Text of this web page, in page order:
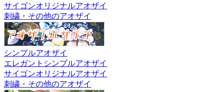
サイゴンオリジナルアオザイ
刺繍・その他のアオザイ
シンプルアオザイ
エレガントシンプルアオザイ
サイゴンオリジナルアオザイ
刺繍・その他のアオザイ